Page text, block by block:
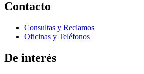
Contacto
Consultas y Reclamos
Oficinas y Teléfonos
De interés